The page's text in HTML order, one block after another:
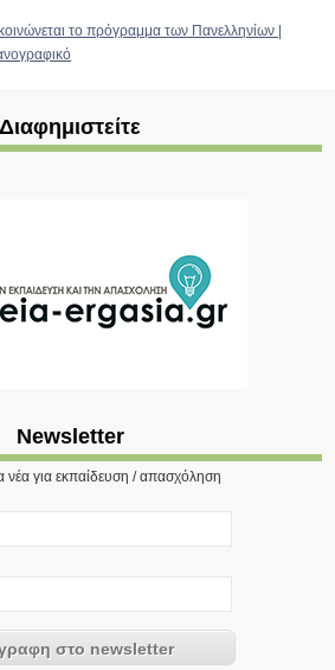
το πρόγραμμα των Πανελληνίων |
Διαφημιστείτε
Newsletter
νέα για εκπαίδευση / απασχόληση